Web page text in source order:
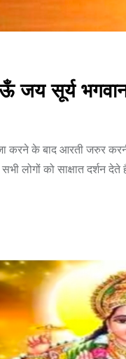
भगवान,
करने के बाद आरती जरुर
लोगों को साक्षात दर्शन देते
DELHI,